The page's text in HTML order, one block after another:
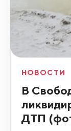
НОВОСТИ
В
ДТП